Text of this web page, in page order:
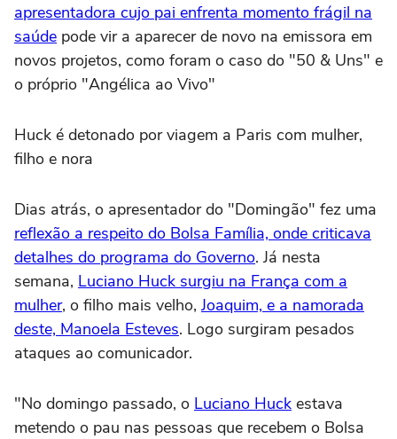
apresentadora cujo pai enfrenta momento frágil na
saúde pode vir a aparecer de novo na emissora em
novos projetos, como foram o caso do "50 & Uns" e
o próprio "Angélica ao Vivo"
Huck é detonado por viagem a Paris com mulher,
filho e nora
Dias atrás, o apresentador do "Domingão" fez uma
reflexão a respeito do Bolsa Família, onde criticava
detalhes do programa do Governo. Já nesta
semana, Luciano Huck surgiu na França com a
mulher, o filho mais velho, Joaquim, e a namorada
deste, Manoela Esteves. Logo surgiram pesados
ataques ao comunicador.
"No domingo passado, o Luciano Huck estava
metendo o pau nas pessoas que recebem o Bolsa